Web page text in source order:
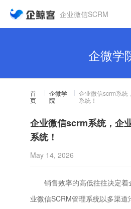
企业微信SCRM
企微学
首
页
企微学
院
企业微信scrm系统
系统！
企业微信scrm系统，企
系统！
May 14, 2026
销售效率的高低往往决定着
业微信SCRM管理系统以多渠道